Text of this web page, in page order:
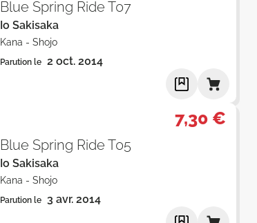
Blue Spring Ride T07
Io Sakisaka
Kana - Shojo
Parution le 2 oct. 2014
7,30 €
Blue Spring Ride T05
Io Sakisaka
Kana - Shojo
Parution le 3 avr. 2014